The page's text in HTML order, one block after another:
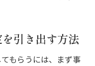
引き出す方法
もらうには、まず事